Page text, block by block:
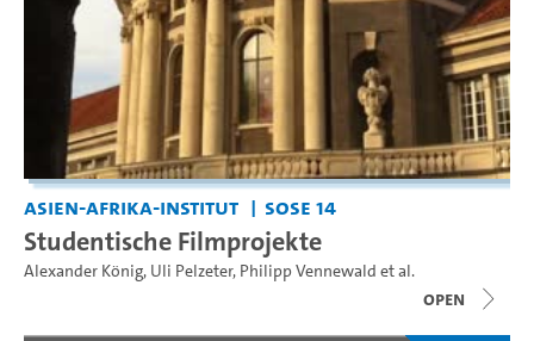
Asien-Afrika-Institut SoSe 14
Studentische Filmprojekte
Alexander König, Uli Pelzeter, Philipp Vennewald et al.
open